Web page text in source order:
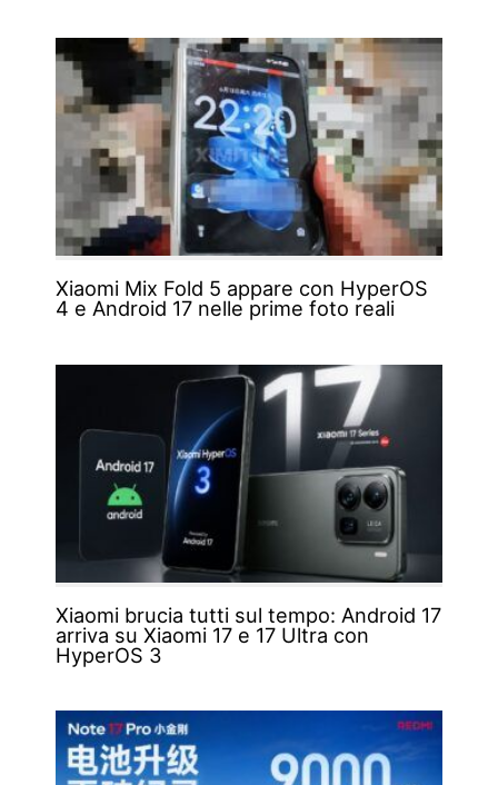
Xiaomi Mix Fold 5 appare con HyperOS
4 e Android 17 nelle prime foto reali
Xiaomi brucia tutti sul tempo: Android 17
arriva su Xiaomi 17 e 17 Ultra con
HyperOS 3